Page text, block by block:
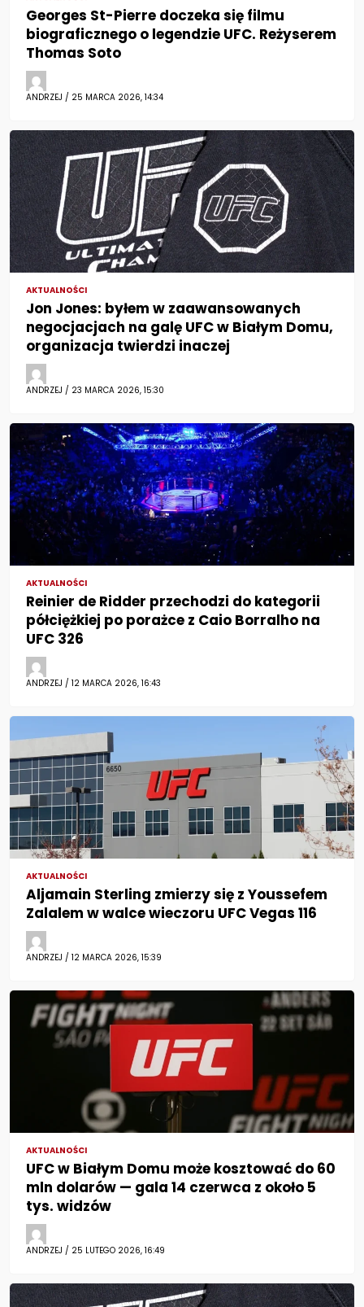
Georges St-Pierre doczeka się filmu
biograficznego o legendzie UFC. Reżyserem
Thomas Soto
ANDRZEJ / 25 MARCA 2026, 14:34
AKTUALNOŚCI
Jon Jones: byłem w zaawansowanych
negocjacjach na galę UFC w Białym Domu,
organizacja twierdzi inaczej
ANDRZEJ / 23 MARCA 2026, 15:30
AKTUALNOŚCI
Reinier de Ridder przechodzi do kategorii
półciężkiej po porażce z Caio Borralho na
UFC 326
ANDRZEJ / 12 MARCA 2026, 16:43
AKTUALNOŚCI
Aljamain Sterling zmierzy się z Youssefem
Zalalem w walce wieczoru UFC Vegas 116
ANDRZEJ / 12 MARCA 2026, 15:39
AKTUALNOŚCI
UFC w Białym Domu może kosztować do 60
mln dolarów — gala 14 czerwca z około 5
tys. widzów
ANDRZEJ / 25 LUTEGO 2026, 16:49